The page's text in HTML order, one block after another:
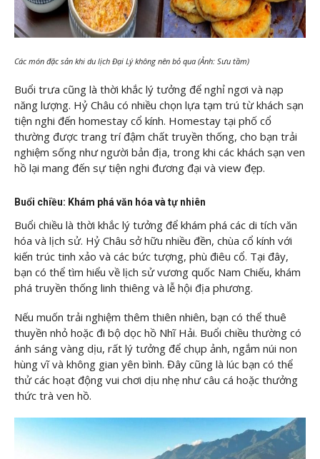
Các món đặc sản khi du lịch Đại Lý không nên bỏ qua (Ảnh: Sưu tầm)
Buổi trưa cũng là thời khắc lý tưởng để nghỉ ngơi và nạp
năng lượng. Hỷ Châu có nhiều chọn lựa tạm trú từ khách sạn
tiện nghi đến homestay cổ kính. Homestay tại phố cổ
thường được trang trí đậm chất truyền thống, cho bạn trải
nghiệm sống như người bản địa, trong khi các khách sạn ven
hồ lại mang đến sự tiện nghi đương đại và view đẹp.
Buổi chiều: Khám phá văn hóa và tự nhiên
Buổi chiều là thời khắc lý tưởng để khám phá các di tích văn
hóa và lịch sử. Hỷ Châu sở hữu nhiều đền, chùa cổ kính với
kiến trúc tinh xảo và các bức tượng, phù điêu cổ. Tại đây,
bạn có thể tìm hiểu về lịch sử vương quốc Nam Chiếu, khám
phá truyền thống linh thiêng và lễ hội địa phương.
Nếu muốn trải nghiệm thêm thiên nhiên, bạn có thể thuê
thuyền nhỏ hoặc đi bộ dọc hồ Nhĩ Hải. Buổi chiều thường có
ánh sáng vàng dịu, rất lý tưởng để chụp ảnh, ngắm núi non
hùng vĩ và không gian yên bình. Đây cũng là lúc bạn có thể
thử các hoạt động vui chơi dịu nhẹ như câu cá hoặc thưởng
thức trà ven hồ.